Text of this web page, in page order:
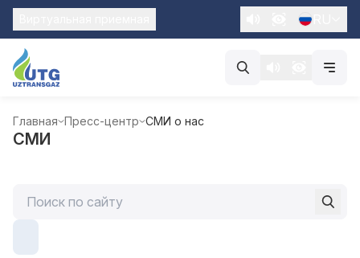
Главная Пресс-центр СМИ о нас
СМИ